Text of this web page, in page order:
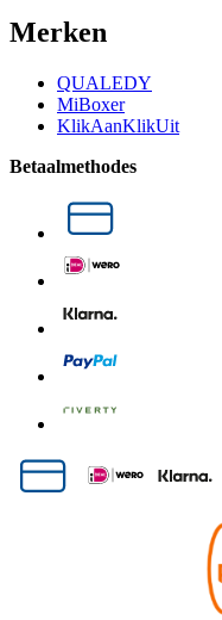
Merken
QUALEDY
MiBoxer
KlikAanKlikUit
Betaalmethodes